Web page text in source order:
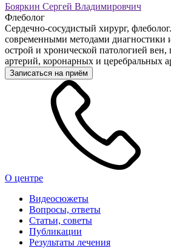
Бояркин Сергей Владимировчич
Флеболог
Сердечно-сосудистый хирург,
современными методами диагностики
острой и хронической патологией
артерий, коронарных и церебральных
Записаться на приём
О центре
Видеосюжеты
Вопросы, ответы
Статьи, советы
Публикации
Результаты лечения